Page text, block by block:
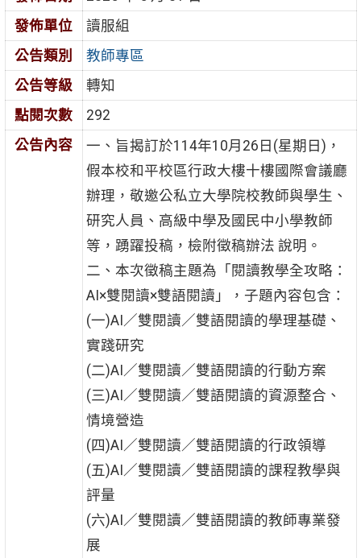
發佈單位
讀服組
公告類別
教師專區
公告等級
轉知
點閱次數
292
公告內容
一、旨揭訂於114年10月26日(星期日)，
假本校和平校區行政大樓十樓國際會議廳
辦理，敬邀公私立大學院校教師與學生、
研究人員、高級中學及國民中小學教師
等，踴躍投稿，檢附徵稿辦法 說明。
二、本次徵稿主題為「閱讀教學全攻略：
AI×雙閱讀×雙語閱讀」，子題內容包含：
(一)AI／雙閱讀／雙語閱讀的學理基礎、
實踐研究
(二)AI／雙閱讀／雙語閱讀的行動方案
(三)AI／雙閱讀／雙語閱讀的資源整合、
情境營造
(四)AI／雙閱讀／雙語閱讀的行政領導
(五)AI／雙閱讀／雙語閱讀的課程教學與
評量
(六)AI／雙閱讀／雙語閱讀的教師專業發
展